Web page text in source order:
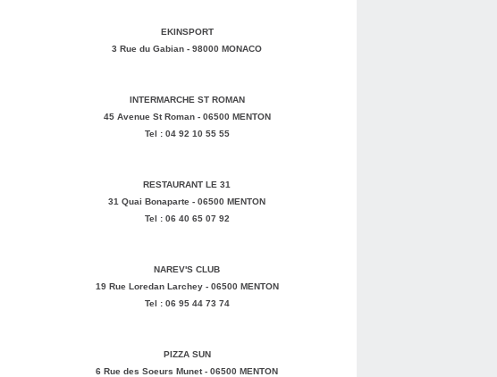
EKINSPORT
3 Rue du Gabian - 98000 MONACO
INTERMARCHE ST ROMAN
45 Avenue St Roman - 06500 MENTON
Tel : 04 92 10 55 55
RESTAURANT LE 31
31 Quai Bonaparte - 06500 MENTON
Tel : 06 40 65 07 92
NAREV'S CLUB
19 Rue Loredan Larchey - 06500 MENTON
Tel : 06 95 44 73 74
PIZZA SUN
6 Rue des Soeurs Munet - 06500 MENTON